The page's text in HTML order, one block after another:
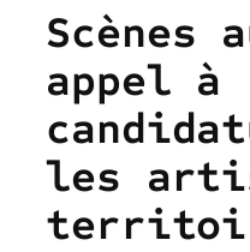
Scènes
appel à
les